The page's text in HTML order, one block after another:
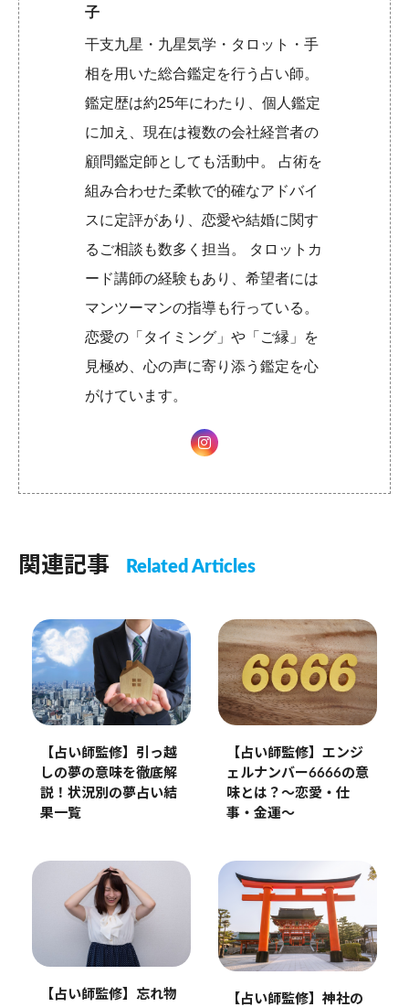
子
干支九星・九星気学・タロット・手
相を用いた総合鑑定を行う占い師。
鑑定歴は約25年にわたり、個人鑑定
に加え、現在は複数の会社経営者の
顧問鑑定師としても活動中。 占術を
組み合わせた柔軟で的確なアドバイ
スに定評があり、恋愛や結婚に関す
るご相談も数多く担当。 タロットカ
ード講師の経験もあり、希望者には
マンツーマンの指導も行っている。
恋愛の「タイミング」や「ご縁」を
見極め、心の声に寄り添う鑑定を心
がけています。
関連記事 Related Articles
【占い師監修】引っ越
しの夢の意味を徹底解
説！状況別の夢占い結
果一覧
【占い師監修】エンジ
ェルナンバー6666の意
味とは？〜恋愛・仕
事・金運〜
【占い師監修】忘れ物 【占い師監修】神社の